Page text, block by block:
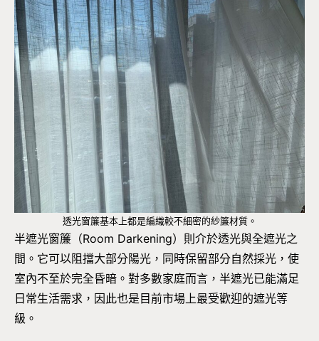
透光窗簾基本上都是編織較不細密的紗簾材質。
半遮光窗簾（Room Darkening）則介於透光與全遮光之
間。它可以阻擋大部分陽光，同時保留部分自然採光，使
室內不至於完全昏暗。對多數家庭而言，半遮光已能滿足
日常生活需求，因此也是目前市場上最受歡迎的遮光等
級。